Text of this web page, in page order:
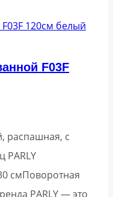
F03F
распашная, с
PARLY
смПоворотная
PARLY — это